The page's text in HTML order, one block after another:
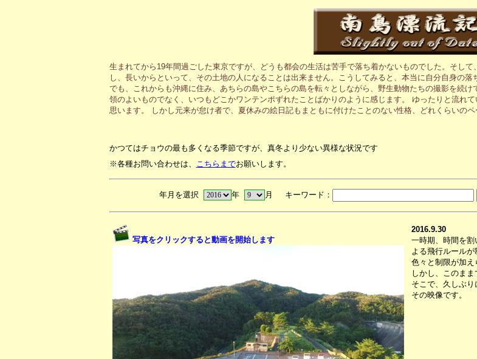
生まれてから19年間過ごした東京ですが、どうも都会の生活は苦手で落ち着かないものでした。そし
し、長いからといって、その土地の人になることは出来ません。こうしてみると、本当に自分自身の
でも、これからも沖縄に住み、あちらの島やこちらの島を転々としながら、野生動物たちの撮影を続
領のよいものでなく、いつもどこかワンテンポずれたことばかりのように感じます。 ゆったりと流れ
思います。 しかし元来が怠け者で、夏休みの絵日記もまともに付けたことのない性格、どれくらいの
かつてはチョウの最も多くなる季節ですが、真冬より少ない異様な状況です
※各種お問い合わせは、 こちらまでお願いします。
年月を選択 年 月 キーワード：
写真をクリックすると動画を開始します
2016.9.30
一時期、時間を
よる飛行ルールが
色々と制限が加え
しかし、このまま
そこで、久しぶり
その映像です。